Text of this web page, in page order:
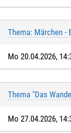
Thema: Märchen -
Mo 20.04.2026,
Thema "Das
Mo 27.04.2026,